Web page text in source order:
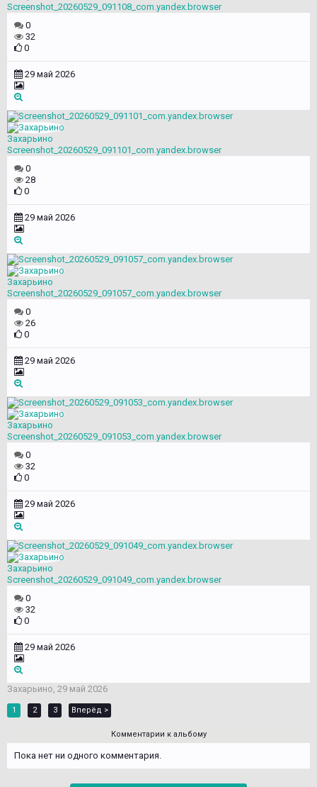
Screenshot_20260529_091108_com.yandex.browser
0
32
0
29 май 2026
Захарьино
Screenshot_20260529_091101_com.yandex.browser
0
28
0
29 май 2026
Захарьино
Screenshot_20260529_091057_com.yandex.browser
0
26
0
29 май 2026
Захарьино
Screenshot_20260529_091053_com.yandex.browser
0
32
0
29 май 2026
Захарьино
Screenshot_20260529_091049_com.yandex.browser
0
32
0
29 май 2026
Захарьино, 29 май 2026
1 2 3 Вперёд >
Комментарии к альбому
Пока нет ни одного комментария.